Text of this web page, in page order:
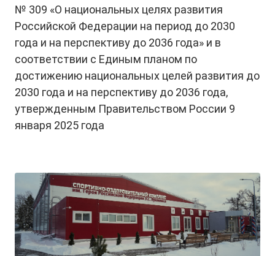
№ 309 «О национальных целях развития
Российской Федерации на период до 2030
года и на перспективу до 2036 года» и в
соответствии с Единым планом по
достижению национальных целей развития до
2030 года и на перспективу до 2036 года,
утвержденным Правительством России 9
января 2025 года